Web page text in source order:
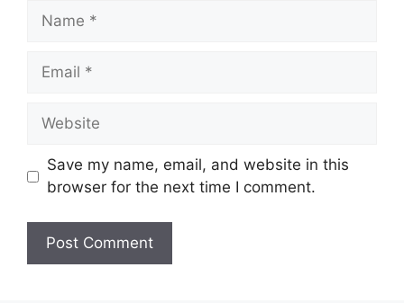
Name
Email
Website
Save my name, email, and website in this
browser for the next time I comment.